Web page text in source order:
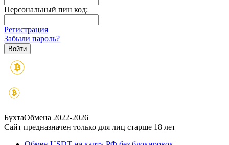
Персональный пин код:
Регистрация
Забыли пароль?
БухтаОбмена 2022-2026
Сайт предназначен только для лиц старше 18 лет